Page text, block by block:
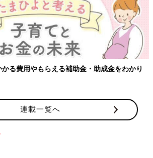
る費用やもらえる補助金・助成金をわかり
連載一覧へ